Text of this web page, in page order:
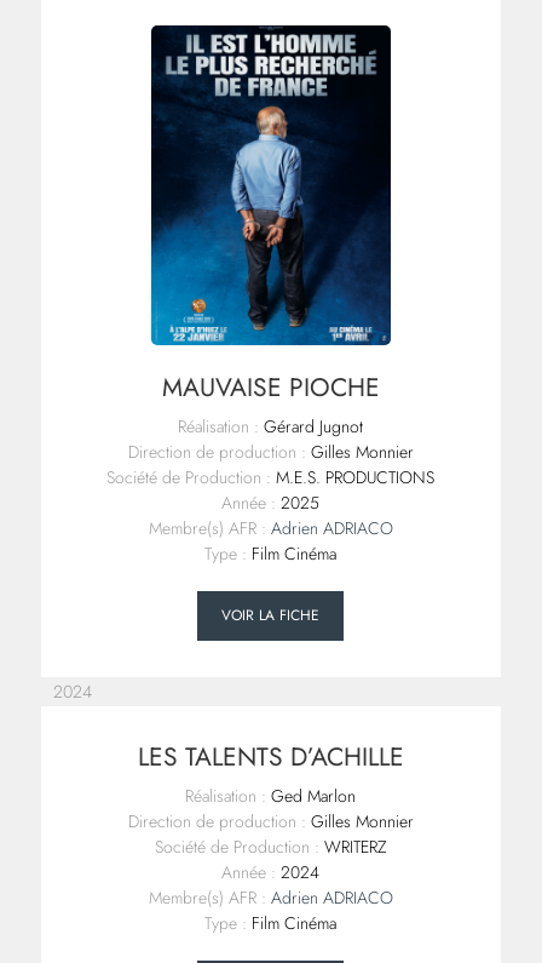
MAUVAISE PIOCHE
Réalisation : Gérard Jugnot
Direction de production : Gilles Monnier
Société de Production : M.E.S. PRODUCTIONS
Année : 2025
Membre(s) AFR : Adrien ADRIACO
Type : Film Cinéma
VOIR LA FICHE
2024
LES TALENTS D’ACHILLE
Réalisation : Ged Marlon
Direction de production : Gilles Monnier
Société de Production : WRITERZ
Année : 2024
Membre(s) AFR : Adrien ADRIACO
Type : Film Cinéma